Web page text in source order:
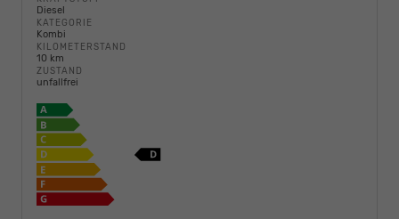
Diesel
KATEGORIE
Kombi
KILOMETERSTAND
10 km
ZUSTAND
unfallfrei